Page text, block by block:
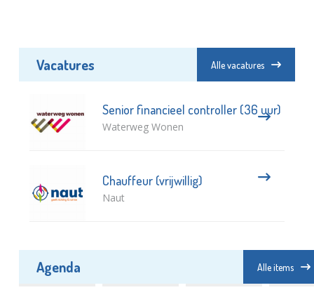
Vacatures Alle vacatures
Senior financieel controller (36 uur)
Waterweg Wonen
Chauffeur (vrijwillig)
Naut
Agenda Alle items